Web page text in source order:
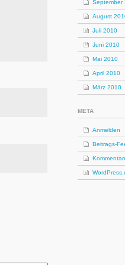
September
August
Juli 2010
Juni 2010
Mai 2010
April 2010
März 2010
META
Anmelden
Beitrags-